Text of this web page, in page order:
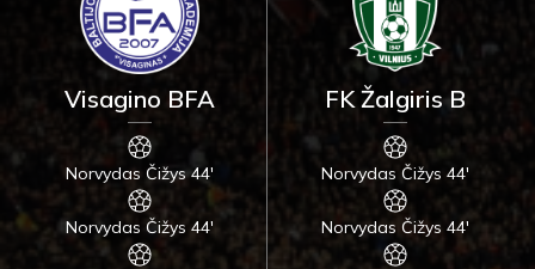
Visagino BFA
Norvydas Čižys 44'
Norvydas Čižys 44'
FK Žalgiris B
Norvydas Čižys 44'
Norvydas Čižys 44'